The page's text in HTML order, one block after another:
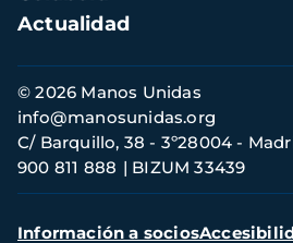
Actualidad
Información
de
contacto
© 2026 Manos Unidas
C/ Barquillo, 38 - 3º28004 -
900 811 888
BIZUM 33439
info@manosunidas.org
Menú
Información a socios